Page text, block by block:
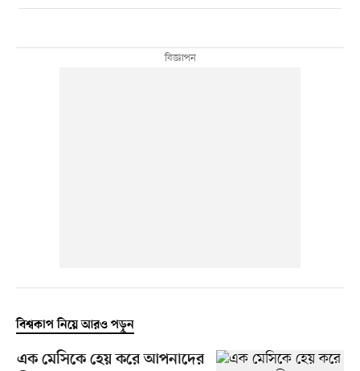
বিশ্বকাপ নিয়ে আরও পড়ুন
এক মেসিকে হেয় করে আপনাদের